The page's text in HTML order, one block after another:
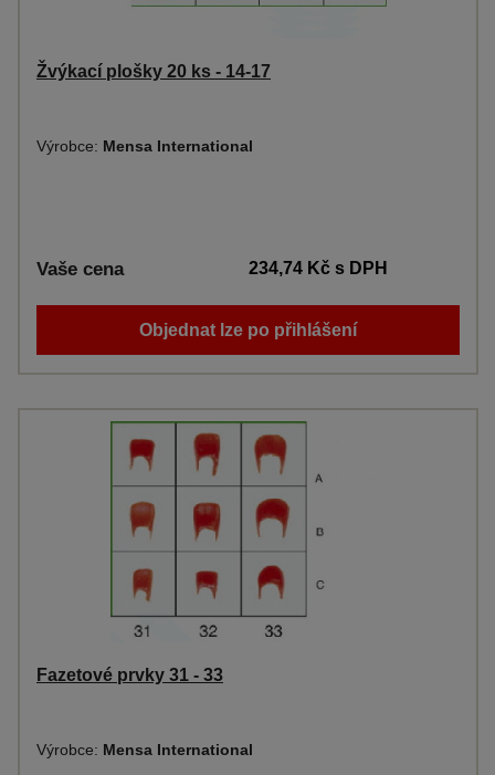
Žvýkací plošky 20 ks - 14-17
Výrobce: Mensa International
Vaše cena 234,74 Kčs DPH
Objednat lze po přihlášení
Fazetové prvky 31 - 33
Výrobce: Mensa International